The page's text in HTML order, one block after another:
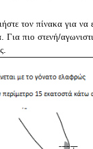
τον πίνακα για να
Για πιο στενή/